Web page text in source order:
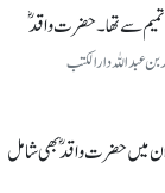
تمیم سے تھا۔ حضرت واقدؓ
جلد 3 صفحہ 298 واقد بن عبداللہ دارالکتب
ان میں حضرت واقدؓ بھی شامل